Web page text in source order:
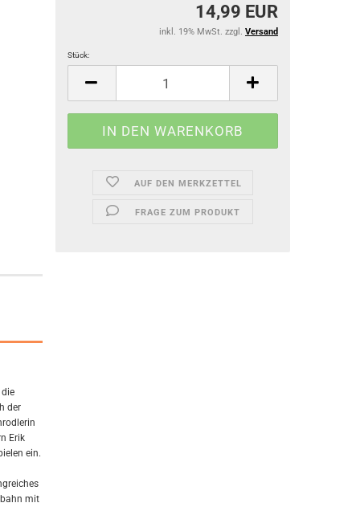
14,99 EUR
inkl. 19% MwSt. zzgl. Versand
Stück:
AUF DEN MERKZETTEL
FRAGE ZUM PRODUKT
der
Erik
ein.
mit